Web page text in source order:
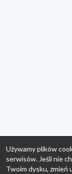
Używamy plików
serwisów. Jeśli nie
Twoim dysku, zmień